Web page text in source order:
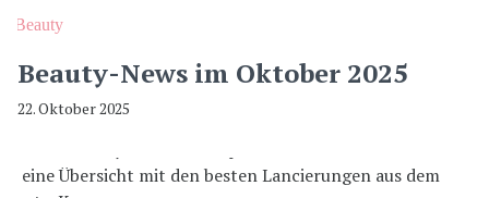
Beauty
Beauty-News im Oktober 2025
22. Oktober 2025